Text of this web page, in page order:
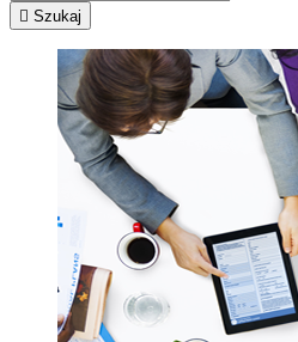
 Szukaj